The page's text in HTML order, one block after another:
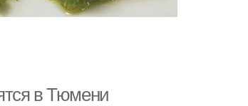
в Тюмени